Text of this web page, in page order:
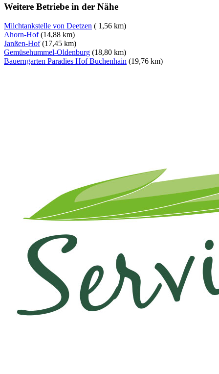
Weitere Betriebe in der Nähe
Milchtankstelle von Deetzen ( 1,56 km)
Ahorn-Hof(14,88 km)
Janßen-Hof(17,45 km)
Gemüsehummel-Oldenburg (18,80 km)
Bauerngarten Paradies Hof Buchenhain (19,76 km)